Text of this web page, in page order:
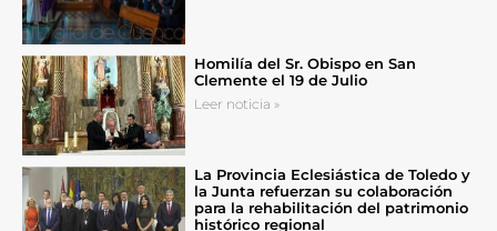
Homilía del Sr. Obispo en San
Clemente el 19 de Julio
Leer noticia »
La Provincia Eclesiástica de Toledo y
la Junta refuerzan su colaboración
para la rehabilitación del patrimonio
histórico regional